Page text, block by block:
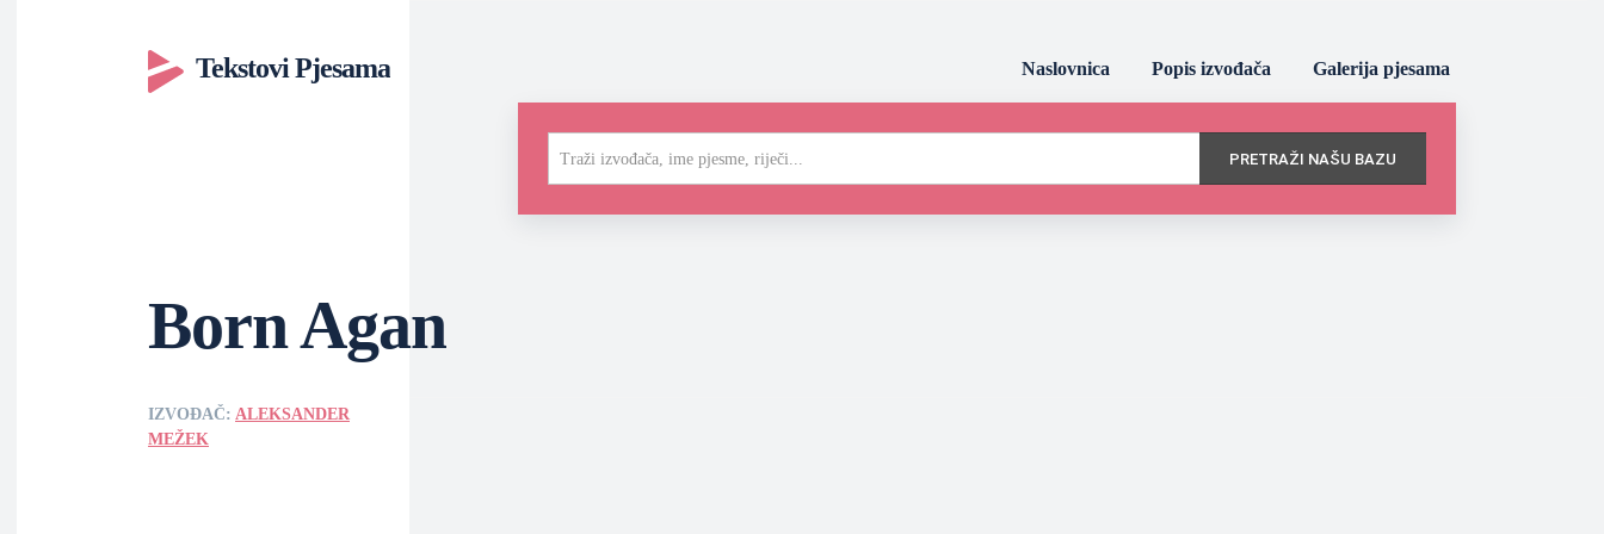
Tekstovi Pjesama Naslovnica Popis izvođača Galerija pjesama
Traži izvođača, ime pjesme, riječi... PRETRAŽI NAŠU BAZU
Born Agan
IZVOĐAČ: ALEKSANDER
MEŽEK